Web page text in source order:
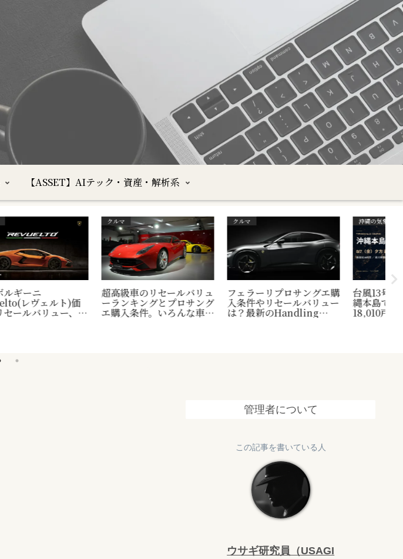
【ASSET】AIテック・資産・解析系
マーク・ウォルターの資産
と戦略｜ドジャース・F1
オーナーの成功哲学を徹底
ガストロノミー
40代に知って欲しいソバ
ーキュリアス（Sober
Curious）とは？なぜ有 モスバーガー、話題の黒毛
和牛バーガーが再販決定！
管理者について
この記事を書いている人
ウサギ研究員（USAGI